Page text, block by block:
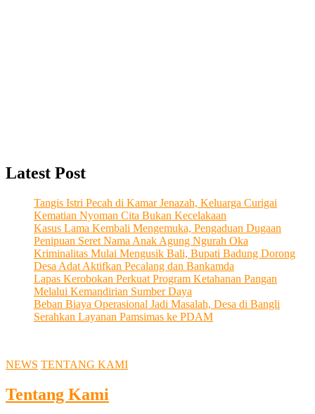
Latest Post
Tangis Istri Pecah di Kamar Jenazah, Keluarga Curigai
Kematian Nyoman Cita Bukan Kecelakaan
Kasus Lama Kembali Mengemuka, Pengaduan Dugaan
Penipuan Seret Nama Anak Agung Ngurah Oka
Kriminalitas Mulai Mengusik Bali, Bupati Badung Dorong
Desa Adat Aktifkan Pecalang dan Bankamda
Lapas Kerobokan Perkuat Program Ketahanan Pangan
Melalui Kemandirian Sumber Daya
Beban Biaya Operasional Jadi Masalah, Desa di Bangli
Serahkan Layanan Pamsimas ke PDAM
NEWS TENTANG KAMI
Tentang Kami